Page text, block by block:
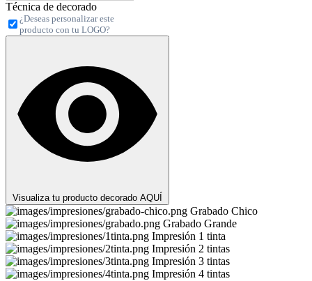
Técnica de decorado
¿Deseas personalizar este
producto con tu LOGO?
Visualiza tu producto decorado AQUÍ
Grabado Chico
Grabado Grande
Impresión 1 tinta
Impresión 2 tintas
Impresión 3 tintas
Impresión 4 tintas